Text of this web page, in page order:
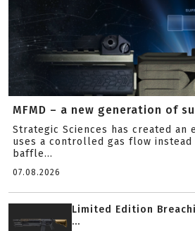
MFMD – a new generation of
Strategic Sciences has created an
uses a controlled gas flow
baffle...
07.08.2026
Limited Edition
...